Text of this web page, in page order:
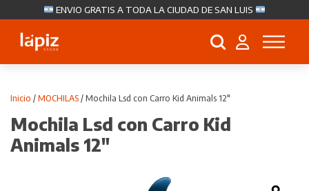
ENVIO GRATIS A TODA LA CIUDAD DE SAN LUIS
Búsqueda
Inicio / MOCHILAS / Mochila Lsd con Carro Kid Animals 12″
Mochila Lsd con Carro Kid
Animals 12″